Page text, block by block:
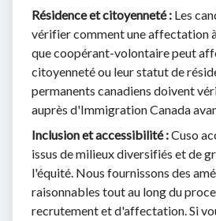
Résidence et citoyenneté : Les
vérifier comment une affectation
que coopérant-volontaire peut
citoyenneté ou leur statut de
permanents canadiens doivent
auprès d'Immigration Canada
Inclusion et accessibilité :Cuso
issus de milieux diversifiés et de
l'équité. Nous fournissons des
raisonnables tout au long du
recrutement et d'affectation. Si